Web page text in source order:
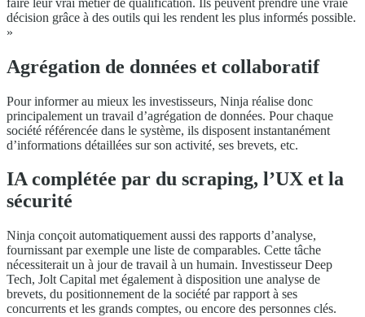
décision grâce à des outils qui les rendent les plus informés possible.
»
Agrégation de données et collaboratif
Pour informer au mieux les investisseurs, Ninja réalise donc
principalement un travail d’agrégation de données. Pour chaque
société référencée dans le système, ils disposent instantanément
d’informations détaillées sur son activité, ses brevets, etc.
IA complétée par du scraping, l’UX et la
sécurité
Ninja conçoit automatiquement aussi des rapports d’analyse,
fournissant par exemple une liste de comparables. Cette tâche
nécessiterait un à jour de travail à un humain. Investisseur Deep
Tech, Jolt Capital met également à disposition une analyse de
brevets, du positionnement de la société par rapport à ses
concurrents et les grands comptes, ou encore des personnes clés.